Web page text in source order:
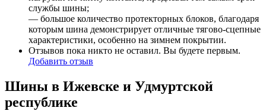
службы шины;
— большое количество протекторных блоков, благодаря
которым шина демонстрирует отличные тягово-сцепные
характеристики, особенно на зимнем покрытии.
Отзывов пока никто не оставил. Вы будете первым.
Добавить отзыв
Шины в Ижевске и Удмуртской
республике